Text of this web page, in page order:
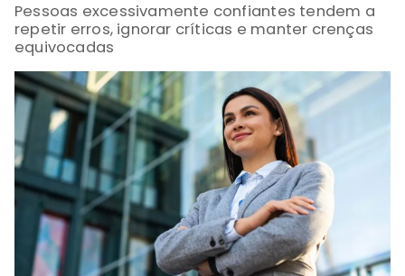
Pessoas excessivamente confiantes tendem a
repetir erros, ignorar críticas e manter crenças
equivocadas